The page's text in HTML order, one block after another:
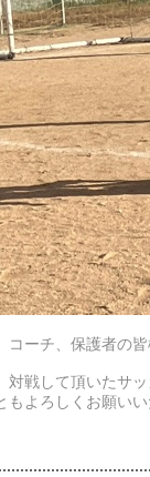
コーチ、保護者の
対戦して頂いたサ
もよろしくお願いい